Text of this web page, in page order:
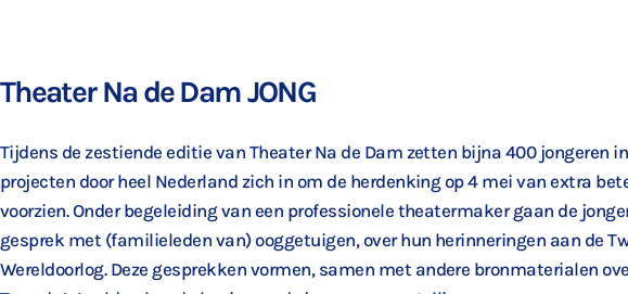
Theater Na de Dam JONG
Tijdens de zestiende editie van Theater Na de Dam zetten bijna 400 jongeren
projecten door heel Nederland zich in om de herdenking op 4 mei van extra
voorzien. Onder begeleiding van een professionele theatermaker gaan de
gesprek met (familieleden van) ooggetuigen, over hun herinneringen aan de
Wereldoorlog. Deze gesprekken vormen, samen met andere bronmaterialen